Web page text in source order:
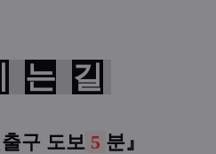
는 길
구 도보 5 분』